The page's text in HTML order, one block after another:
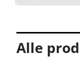
Alle